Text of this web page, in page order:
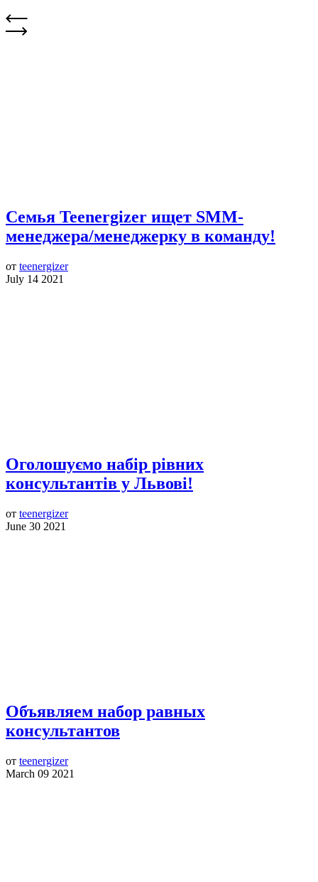
Семья Teenergizer ищет SMM-
менеджера/менеджерку в команду!
от teenergizer
July 14 2021
Оголошуємо набір рівних
консультантів у Львові!
от teenergizer
June 30 2021
Объявляем набор равных
консультантов
от teenergizer
March 09 2021